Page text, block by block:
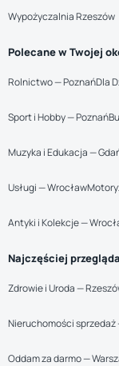
Wypożyczalnia Rzeszów
Polecane w Twojej
Rolnictwo — PoznańDla
Sport i Hobby — Poznań
Muzyka i Edukacja —
Usługi — Wrocław
Antyki i Kolekcje —
Najczęściej
Zdrowie i Uroda —
Nieruchomości sprzedaż
Oddam za darmo —